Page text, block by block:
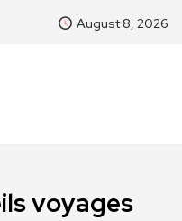
August 8, 2026
voyages